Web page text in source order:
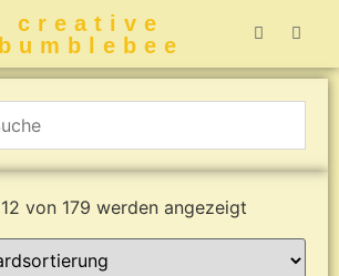
creative
bumblebee
von 179 werden angezeigt